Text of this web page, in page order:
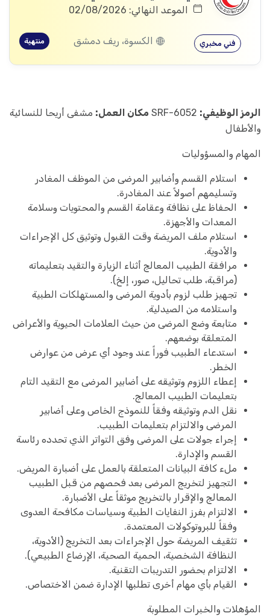
الموعد النهائي: 02/08/2026
فني مخبري الكسوة، ريف دمشق منتهية
الرمز الوظيفي: مكان العمل: مشفى أريحا للنسائية
والأطفال
المهام والمسؤوليات
استلام القسم وأضابير المرضى من الموظف المغادر
وتسليمهم أصولاً عند المغادرة.
الحفاظ على نظافة وعقامة القسم والمحتويات وسلامة
المعدات والأجهزة.
استلام ملف المريضة وقت القبول وتوثيق كل الإجراءات
والأدوية.
مرافقة الطبيب المعالج أثناء الزيارة والتقيد بتعليماته
(مراقبة، طلب تحاليل، صور، إلخ).
تجهيز طلب لزوم بأدوية المرضى والمستهلكات الطبية
واستلامه من الصيدلية.
متابعة وضع المرضى من حيث العلامات الحيوية والأعراض
المتعلقة بوضعهم.
استدعاء الطبيب فوراً عند وجود أي عرض من عوارض
الخطر.
إعطاء اللزوم وتوثيقه على أضابير المرضى مع التقيد التام
بتعليمات الطبيب المعالج.
نقل الدم وتوثيقه وفقاً للنموذج الخاص وعلى أضابير
المرضى والالتزام بتعليمات الطبيب.
إجراء جولات على المرضى وفق التواتر الذي تحدده رئاسة
القسم والإدارة.
ملء كافة البيانات المتعلقة بالعمل على أضبارة المريض.
التجهيز لتخريج المرضى بعد فحصهم من قبل الطبيب
المعالج والإقرار بالتخريج موثقاً على الأضبارة.
الالتزام بفرز النفايات الطبية وسياسات مكافحة العدوى
وفقاً للبروتوكولات المعتمدة.
تثقيف المريضة حول الإجراءات بعد التخريج (الأدوية،
النظافة الشخصية، الحمية الصحية، الإرضاع الطبيعي).
الالتزام بحضور التدريبات التقنية.
القيام بأي مهام أخرى تطلبها الإدارة ضمن الاختصاص.
المؤهلات والخبرات المطلوبة